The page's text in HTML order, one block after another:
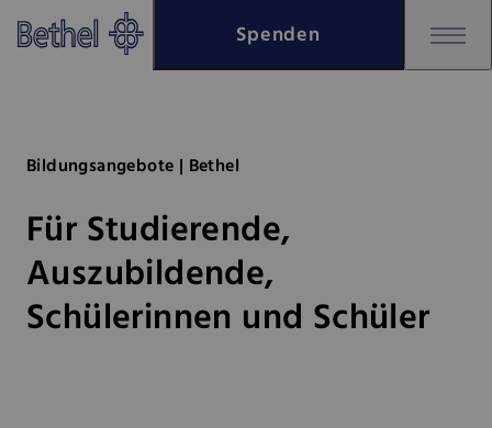
Zum Hauptinhalt springen
Zur Fußzeile springen
Spenden
Bildungsangebote | Bethel
Für Studierende,
Auszubildende,
Schülerinnen und Schüler